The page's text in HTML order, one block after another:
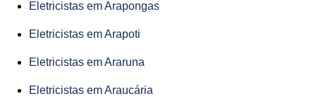
Eletricistas em Arapongas
Eletricistas em Arapoti
Eletricistas em Araruna
Eletricistas em Araucária